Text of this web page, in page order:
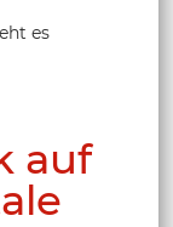
es
auf